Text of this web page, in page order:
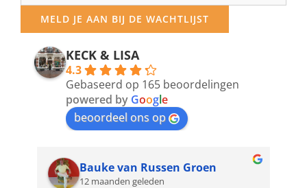
your
email
address
MELD JE AAN BIJ DE WACHTLIJST
KECK & LISA
4.3
Gebaseerd op 165 beoordelingen
powered by Google
beoordeel ons op
Bauke van Russen Groen
12 maanden geleden